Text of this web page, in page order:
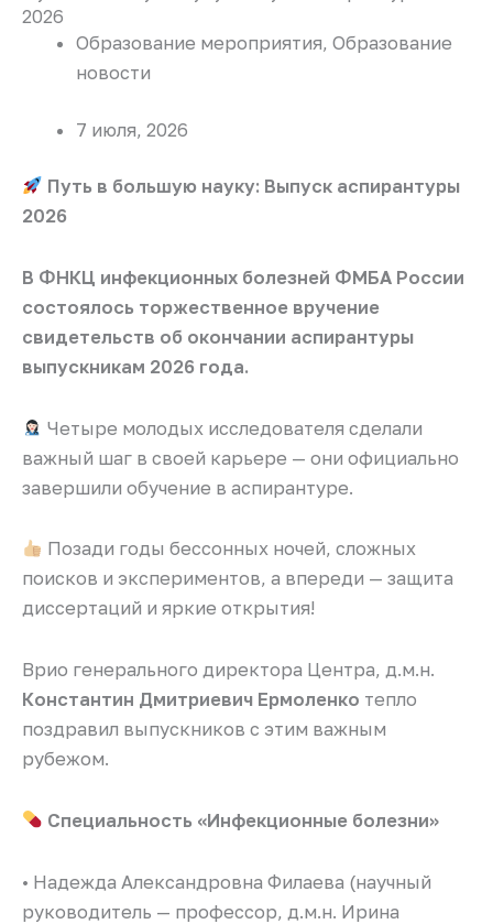
2026
Образование мероприятия,Образование
новости
7 июля, 2026
Путь в большую науку: Выпуск аспирантуры
2026
В ФНКЦ инфекционных болезней ФМБА России
состоялось торжественное вручение
свидетельств об окончании аспирантуры
выпускникам 2026 года.
Четыре молодых исследователя сделали
важный шаг в своей карьере — они официально
завершили обучение в аспирантуре.
Позади годы бессонных ночей, сложных
поисков и экспериментов, а впереди — защита
диссертаций и яркие открытия!
Врио генерального директора Центра, д.м.н.
Константин Дмитриевич Ермоленко тепло
поздравил выпускников с этим важным
рубежом.
Специальность «Инфекционные болезни»
• Надежда Александровна Филаева (научный
руководитель — профессор, д.м.н. Ирина